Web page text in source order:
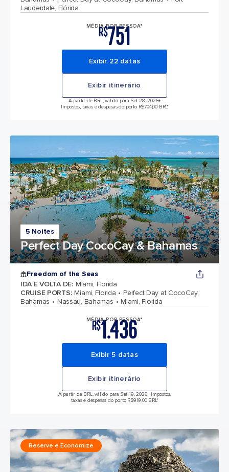
Lauderdale, Flórida
MÉDIA POR PESSOA*
R$751
Exibir 22 datas
Exibir itinerário
A partir de BRL, válido para Set 28, 2026+
Impostos, taxas e despesas do porto R$704,00 BRL*
5 Noites
Perfect Day CocoCay & Bahamas
Freedom of the Seas
IDA E VOLTA DE: Miami, Florida
CRUISE PORTS: Miami, Florida
Perfect Day at CocoCay,
Bahamas
Nassau, Bahamas Miami, Florida
MÉDIA POR PESSOA*
R$1.436
Exibir 5 datas
Exibir itinerário
A partir de BRL, válido para Set 19, 2026+ Impostos,
taxas e despesas do porto R$919,00 BRL*
Reserve e Economize